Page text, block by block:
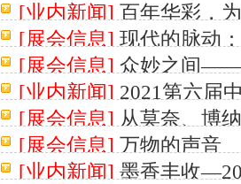
15:02:28］
[业内新闻] 百年华彩，
行
［2021-12-1 16:57:36
[展会信息] 现代的脉动
[展会信息] 众妙之间
[业内新闻] 2021第六届
12:04:01］
[展会信息] 从莫奈、博
10:00:45］
[展会信息] 万物的声音
[业内新闻] 墨香丰收